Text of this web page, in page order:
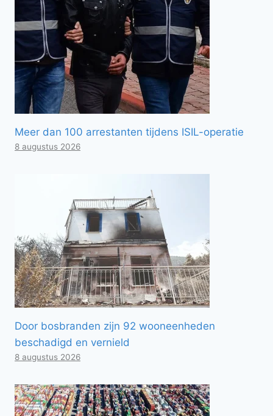
Meer dan 100 arrestanten tijdens ISIL-operatie
8 augustus 2026
Door bosbranden zijn 92 wooneenheden
beschadigd en vernield
8 augustus 2026